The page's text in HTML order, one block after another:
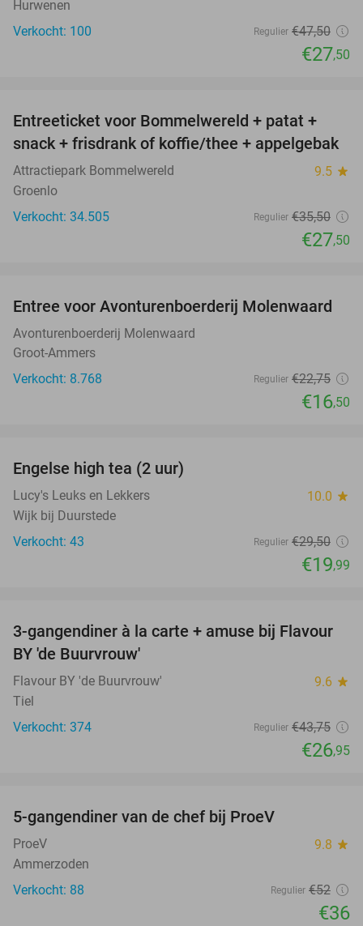
Hurwenen
Verkocht: 100
Regulier €47,50
€27,50
23%
Entreeticket voor Bommelwereld + patat +
snack + frisdrank of koffie/thee + appelgebak
Attractiepark Bommelwereld 9.5 star
Groenlo
Verkocht: 34.505
Regulier €35,50
€27,50
27%
Entree voor Avonturenboerderij Molenwaard
Avonturenboerderij Molenwaard
Groot-Ammers
Verkocht: 8.768
Regulier €22,75
€16,50
Engelse high tea (2 uur)
Lucy's Leuks en Lekkers 10.0 star
Wijk bij Duurstede
Verkocht: 43
Regulier €29,50
€19,99
38%
3-gangendiner à la carte + amuse bij Flavour
BY 'de Buurvrouw'
Flavour BY 'de Buurvrouw' 9.6 star
Tiel
Verkocht: 374
Regulier €43,75
€26,95
5-gangendiner van de chef bij ProeV
ProeV 9.8 star
Ammerzoden
Verkocht: 88
Regulier €52
€36